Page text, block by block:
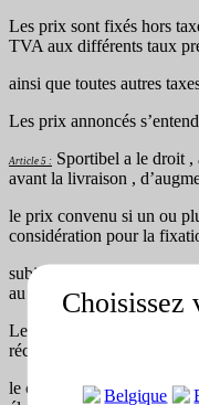
Les prix sont fixés hors
TVA aux différents taux
ainsi que toutes autres
Les prix annoncés
Article 5 : Sportibel a le droit ,
avant la livraison ,
le prix convenu si un ou
considération pour la
subissaient un
au moment de l’offre.
Le cocontractant a le droit
réception de l’avis lui
le changement de prix ,
Choisissez
Belgique